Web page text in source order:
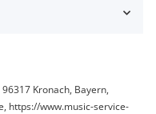
Kronach, Bayern,
https://www.music-service-